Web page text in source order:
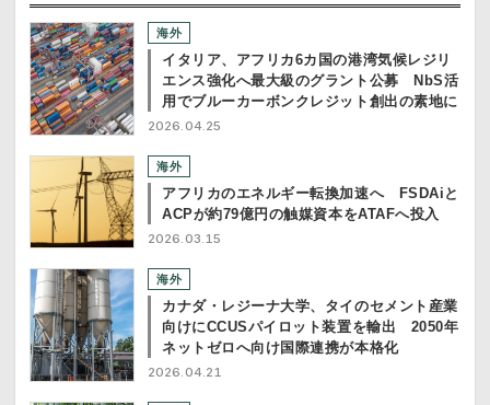
海外
イタリア、アフリカ6カ国の港湾気候レジリ
エンス強化へ最大級のグラント公募 NbS活
用でブルーカーボンクレジット創出の素地に
2026.04.25
海外
アフリカのエネルギー転換加速へ FSDAiと
ACPが約79億円の触媒資本をATAFへ投入
2026.03.15
海外
カナダ・レジーナ大学、タイのセメント産業
向けにCCUSパイロット装置を輸出 2050年
ネットゼロへ向け国際連携が本格化
2026.04.21